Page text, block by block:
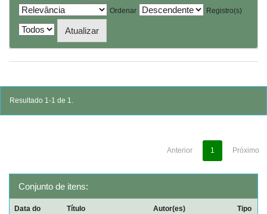
Ordenar
Registro(s)
Resultado 1-1 de 1.
Anterior 1 Próximo
Conjunto de itens:
Data do
Título Autor(es) Tipo